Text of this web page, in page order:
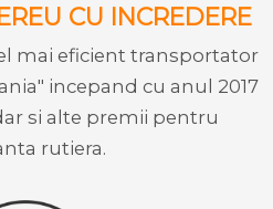
CU INCREDERE
mai eficient transportator
incepand cu anul 2017
si alte premii pentru
rutiera.